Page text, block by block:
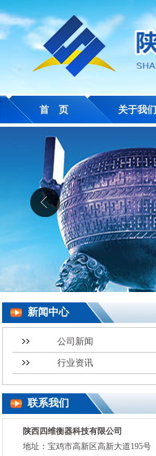
首 页 关于我们
新闻中心
公司新闻
行业资讯
联系我们
陕西四维衡器科技有限公司
地址：宝鸡市高新区高新大道195号